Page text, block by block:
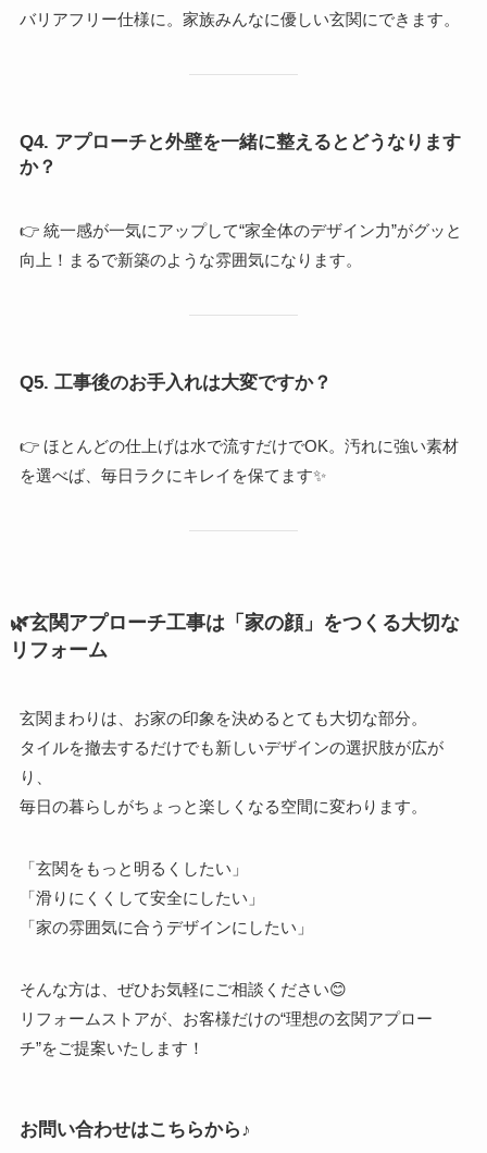
バリアフリー仕様に。家族みんなに優しい玄関にできます。
Q4. アプローチと外壁を一緒に整えるとどうなります
か？
👉 統一感が一気にアップして“家全体のデザイン力”がグッと
向上！まるで新築のような雰囲気になります。
Q5. 工事後のお手入れは大変ですか？
👉 ほとんどの仕上げは水で流すだけでOK。汚れに強い素材
を選べば、毎日ラクにキレイを保てます✨
🌿玄関アプローチ工事は「家の顔」をつくる大切な
リフォーム
玄関まわりは、お家の印象を決めるとても大切な部分。
タイルを撤去するだけでも新しいデザインの選択肢が広が
り、
毎日の暮らしがちょっと楽しくなる空間に変わります。
「玄関をもっと明るくしたい」
「滑りにくくして安全にしたい」
「家の雰囲気に合うデザインにしたい」
そんな方は、ぜひお気軽にご相談ください😊
リフォームストアが、お客様だけの“理想の玄関アプロー
チ”をご提案いたします！
お問い合わせはこちらから♪